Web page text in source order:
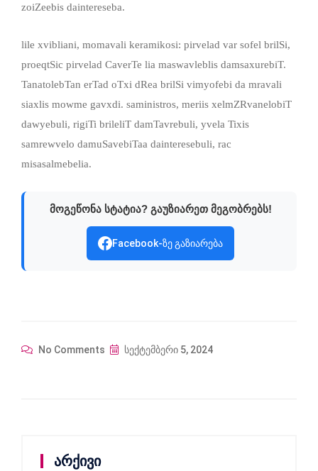
zoiZeebis daintereseba.
lile xvibliani, momavali keramikosi: pirvelad var sofel brilSi,
proeqtSic pirvelad CaverTe lia maswavleblis damsaxurebiT.
TanatolebTan erTad oTxi dRea brilSi vimyofebi da mravali
siaxlis mowme gavxdi. saministros, meriis xelmZRvanelobiT
dawyebuli, rigiTi brileliT damTavrebuli, yvela Tixis
samrewvelo damuSavebiTaa dainteresebuli, rac
misasalmebelia.
მოგეწონა სტატია? გაუზიარეთ მეგობრებს!
Facebook-ზე გაზიარება
No Comments სექტემბერი 5, 2024
არქივი